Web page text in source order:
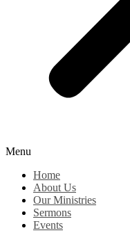
Menu
Home
About Us
Our Ministries
Sermons
Events